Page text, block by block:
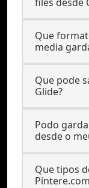
Que
media
Que pode
Glide?
Podo
desde o
Que tipos